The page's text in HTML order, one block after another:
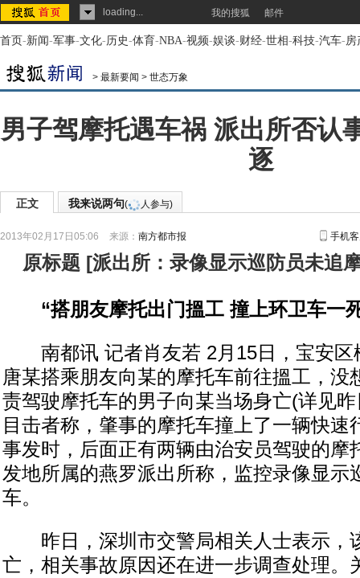
loading... 我的搜狐 邮件
首页-新闻-军事-文化-历史-体育-NBA-视频-娱谈-财经-世相-科技-汽车-房
> 最新要闻 > 世态万象
男子驾摩托遇车祸 派出所否认
逐
正文 我来说两句( 人参与)
2013年02月17日05:06 来源： 南方都市报 手机
原标题 [派出所：录像显示巡防员未追
“搭朋友摩托出门搵工 撞上环卫车一
南都讯 记者肖友若 2月15日，宝安区
唐某搭乘朋友向某的摩托车前往搵工，没
责驾驶摩托车的男子向某当场身亡(详见
目击者称，肇事的摩托车撞上了一辆快速
事发时，后面正有两辆由治安员驾驶的摩
发地所属的燕罗派出所称，监控录像显示
车。
昨日，深圳市交警局相关人士表示，
亡，相关事故原因还在进一步调查处理。